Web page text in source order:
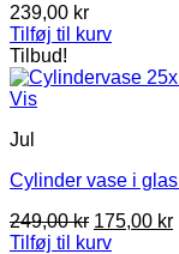
239,00 kr
Tilføj til kurv
Tilbud!
Vis
Jul
Cylinder vase i
249,00kr Den
oprindelige
175,00 kr
Tilføj til kurv